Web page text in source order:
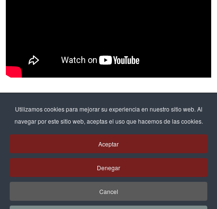
Utilizamos cookies para mejorar su experiencia en nuestro sitio web. Al
navegar por este sitio web, aceptas el uso que hacemos de las cookies.
Aceptar
Denegar
Cancel
Etiquetas populares
Formació professional 112 Formación profesional 108
Batxillerat 70 Bachillerato 68 Pastoral 66